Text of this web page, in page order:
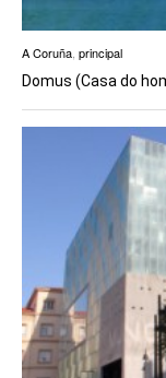
A Coruña, principal
Domus (Casa do